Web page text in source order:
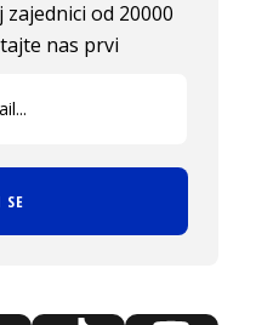
od 20000
nas prvi
SE